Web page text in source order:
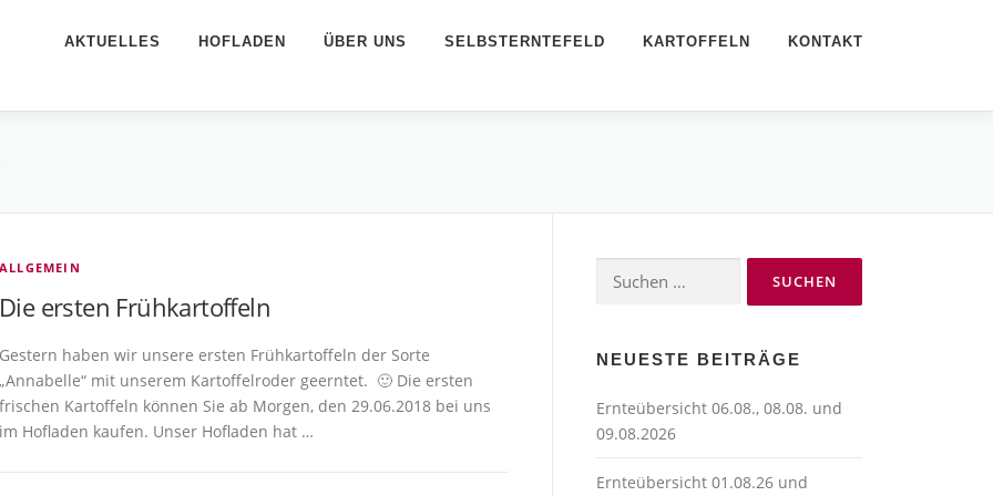
AKTUELLES HOFLADEN ÜBER UNS SELBSTERNTEFELD KARTOFFELN KONTAKT
ALLGEMEIN
Die ersten Frühkartoffeln
Gestern haben wir unsere ersten Frühkartoffeln der Sorte
„Annabelle“ mit unserem Kartoffelroder geerntet. 🙂 Die ersten
frischen Kartoffeln können Sie ab Morgen, den 29.06.2018 bei uns
im Hofladen kaufen. Unser Hofladen hat …
Suchen
nach:
NEUESTE BEITRÄGE
Ernteübersicht 06.08., 08.08. und
09.08.2026
Ernteübersicht 01.08.26 und